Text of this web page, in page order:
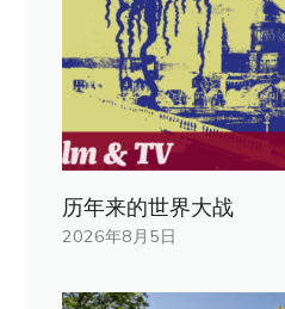
历年来的世界大战
2026年8月5日